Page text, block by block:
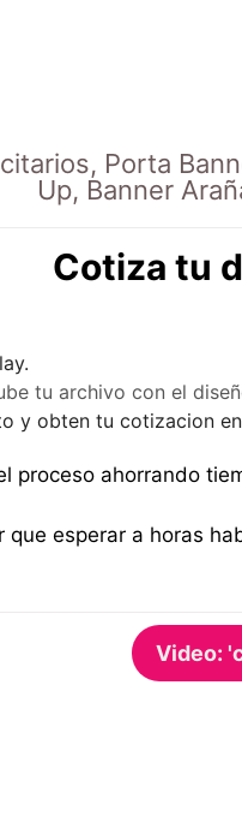
Porta
Up, Banner
Cotiza tu
tu archivo con el
y obten tu cotizacion
proceso ahorrando
que esperar a horas
Video: